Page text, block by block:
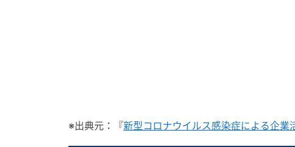
※出典元：『新型コロナウイルス感染症による企